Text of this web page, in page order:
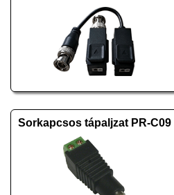
Sorkapcsos tápaljzat PR-C09